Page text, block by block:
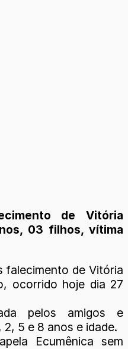
de Vitória
03 filhos, vítima
falecimento de Vitória
ocorrido hoje dia 27
pelos amigos e
5 e 8 anos e idade.
Ecumênica sem